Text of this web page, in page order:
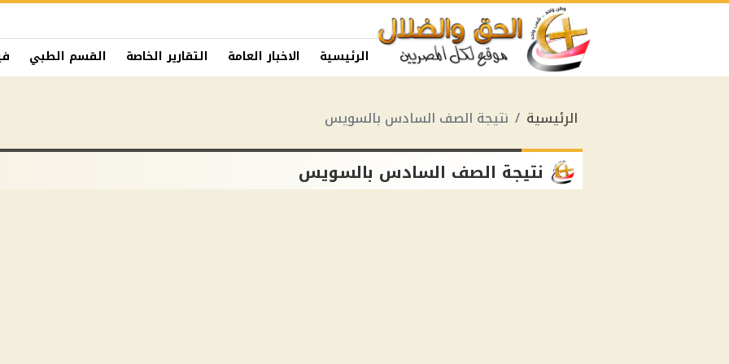
الرئيسية الاخبار العامة التقارير الخاصة القسم الطبي
الرئيسية نتيجة الصف السادس بالسويس
نتيجة الصف السادس بالسويس